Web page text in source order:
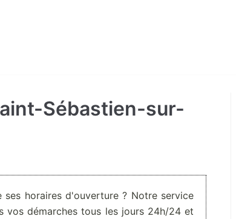
Sébastien-sur-
horaires d'ouverture ? Notre service
vos démarches tous les jours 24h/24 et